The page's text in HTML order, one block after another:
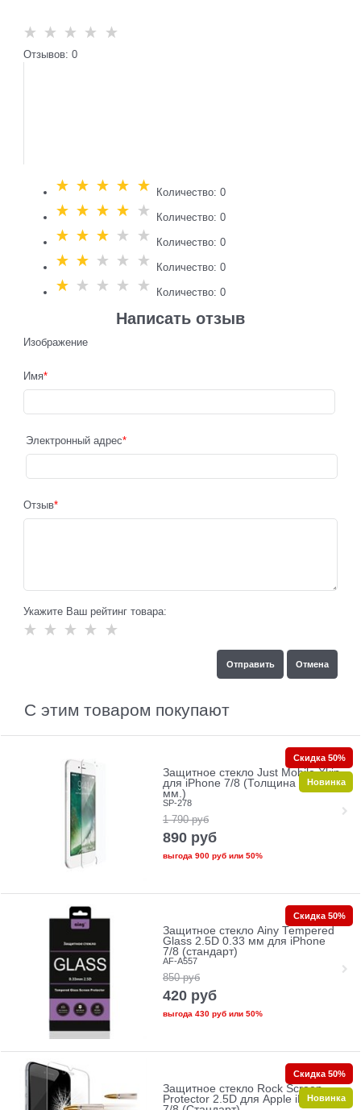
Отзывов: 0
Количество: 0
Количество: 0
Количество: 0
Количество: 0
Количество: 0
Написать отзыв
Изображение
Имя
Электронный адрес
Отзыв
Укажите Ваш рейтинг товара:
С этим товаром покупают
Защитное стекло Just Mobile Xkin
для iPhone 7/8 (Толщина 0.33
мм.)
SP-278
1 790 руб
890 руб
выгода 900 рубили 50%
Скидка 50%
Новинка
Защитное стекло Ainy Tempered
Glass 2.5D 0.33 мм для iPhone
7/8 (стандарт)
AF-A557
850 руб
420 руб
выгода 430 рубили 50%
Скидка 50%
Защитное стекло Rock Screen
Protector 2.5D для Apple iPhone
Скидка 50%
Новинка